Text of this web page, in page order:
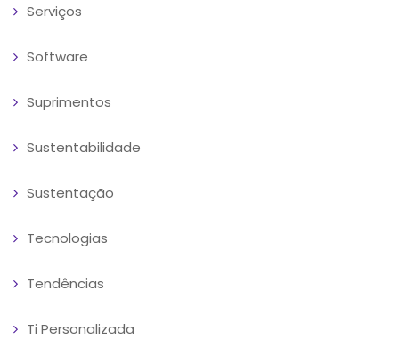
Serviços
Software
Suprimentos
Sustentabilidade
Sustentação
Tecnologias
Tendências
Ti Personalizada